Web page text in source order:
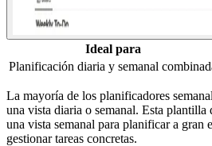
Ideal para
Planificación diaria y semanal
La mayoría de los planificadores
una vista diaria o semanal. Esta plantilla
una vista semanal para planificar a gran
gestionar tareas concretas.